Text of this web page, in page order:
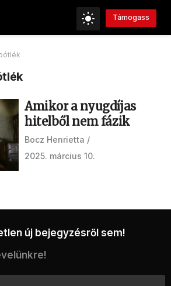
Támogass
Amikor a nyugdíjas
hitelből nem fázik
Bocz Henrietta
2025. március 10.
új bejegyzésről sem!